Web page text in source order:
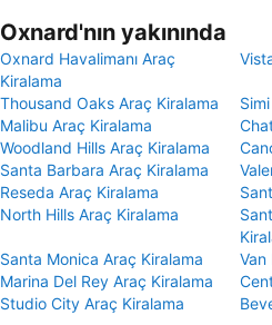
Oxnard'nın yakınında
Oxnard Havalimanı Araç
Kiralama
Thousand Oaks Araç Kiralama
Malibu Araç Kiralama
Woodland Hills Araç Kiralama
Santa Barbara Araç Kiralama
Reseda Araç Kiralama
North Hills Araç Kiralama
Santa Monica Araç Kiralama
Van
Marina Del Rey Araç Kiralama
Studio City Araç Kiralama